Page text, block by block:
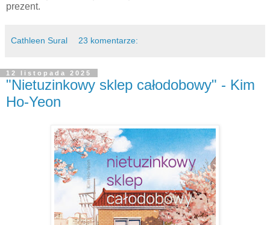
prezent.
Cathleen Sural 23 komentarze:
12 listopada 2025
"Nietuzinkowy sklep całodobowy" - Kim
Ho-Yeon